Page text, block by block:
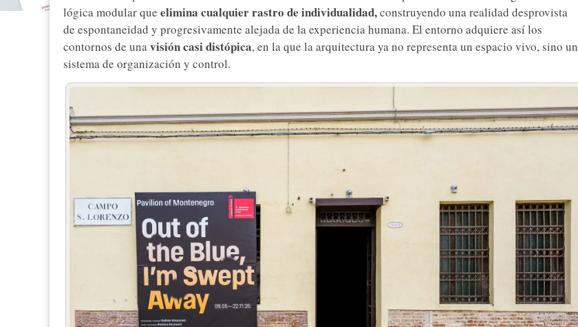
lógica modular que elimina cualquier rastro de individualidad,construyendo una realidad desprovista
de espontaneidad y progresivamente alejada de la experiencia humana. El entorno adquiere así los
contornos de unavisión casi distópica, en la que la arquitectura ya no representa un espacio vivo, sino un
sistema de organización y control.